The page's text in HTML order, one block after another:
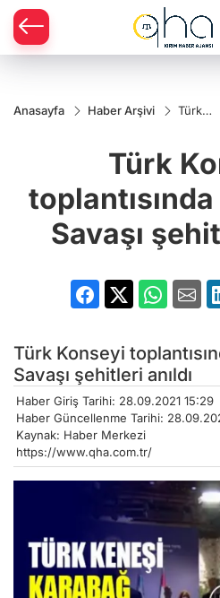
Anasayfa Haber Arşivi
Türk
II.
Savaşı
anıldı
Türk
Savaşı
Türk Konseyi
Savaşı şehitleri anıldı
Haber Giriş Tarihi: 28.09.2021 15:29
Haber Güncellenme Tarihi:
Kaynak: Haber Merkezi
https://www.qha.com.tr/